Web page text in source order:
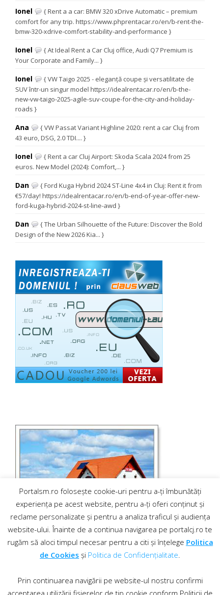
Ionel
{ Rent a a car: BMW 320 xDrive Automatic – premium
comfort for any trip. https://www.phprentacar.ro/en/b-rent-the-
bmw-320-xdrive-comfort-stability-and-performance }
Ionel
{ At Ideal Rent a Car Cluj office, Audi Q7 Premium is
Your Corporate and Family... }
Ionel
{ VW Taigo 2025 - eleganță coupe și versatilitate de
SUV într-un singur model https://idealrentacar.ro/en/b-the-
new-vw-taigo-2025-agile-suv-coupe-for-the-city-and-holiday-
roads }
Ana
{ VW Passat Variant Highline 2020: rent a car Cluj from
43 euro, DSG, 2.0 TDI.... }
Ionel
{ Rent a car Cluj Airport: Skoda Scala 2024 from 25
euros. New Model (2024): Comfort,... }
Dan
{ Ford Kuga Hybrid 2024 ST-Line 4x4 in Cluj: Rent it from
€57/day! https://idealrentacar.ro/en/b-end-of-year-offer-new-
ford-kuga-hybrid-2024-st-line-awd }
Dan
{ The Urban Silhouette of the Future: Discover the Bold
Design of the New 2026 Kia... }
Portalsm.ro folosește cookie-uri pentru a-ți îmbunătăți
experiența pe acest website, pentru a-ți oferi conținut și
reclame personalizate și pentru a analiza traficul și audiența
website-ului. Înainte de a continua navigarea pe portalcj.ro te
rugăm să aloci timpul necesar pentru a citi și înțelege Politica
de Cookies și Politica de Confidențialitate.
Prin continuarea navigării pe website-ul nostru confirmi